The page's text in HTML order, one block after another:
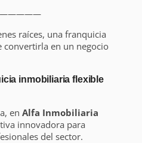
raíces, una franquicia
en un negocio
inmobiliaria flexible
en Alfa Inmobiliaria
innovadora para
del sector.